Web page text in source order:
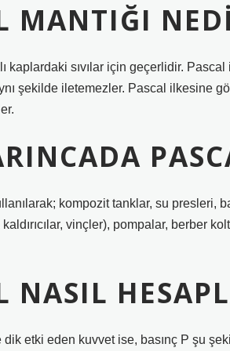
MANTIĞI
kaplardaki sıvılar için geçerlidir. Pascal
şekilde iletemezler. Pascal ilkesine
kompozit tanklar, su presleri,
vinçler), pompalar, berber
NASIL
dik etki eden kuvvet ise, basınç P şu